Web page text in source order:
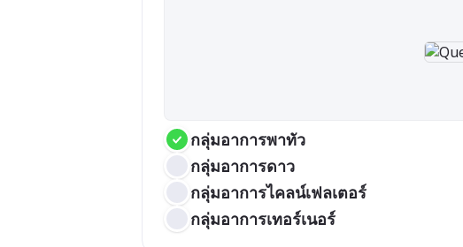
กลุ่มอาการพาทัว
กลุ่มอาการดาว
กลุ่มอาการไคลน์เฟลเตอร์
กลุ่มอาการเทอร์เนอร์